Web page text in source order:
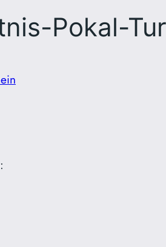
Pokal-